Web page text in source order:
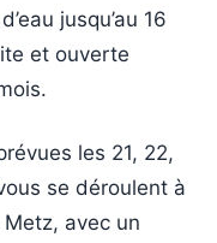
jusqu’au 16
et ouverte
les 21, 22,
se déroulent à
Metz, avec un